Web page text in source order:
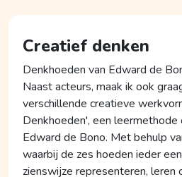
Creatief denken
Denkhoeden van Edward de
Naast acteurs, maak ik ook
verschillende creatieve
Denkhoeden', een
Edward de Bono. Met behulp
waarbij de zes hoeden ieder
zienswijze representeren, leren